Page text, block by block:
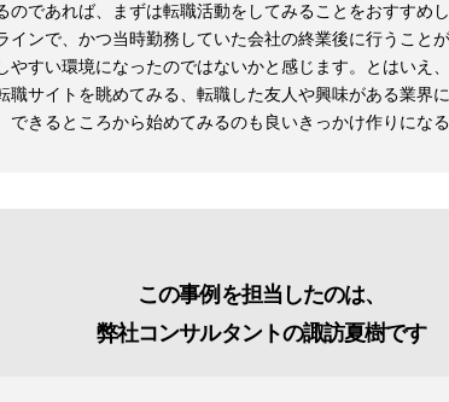
のであれば、まずは転職活動をしてみることをおすすめ
インで、かつ当時勤務していた会社の終業後に行うこと
やすい環境になったのではないかと感じます。とはいえ
職サイトを眺めてみる、転職した友人や興味がある業界
できるところから始めてみるのも良いきっかけ作りになる
この事例を担当したのは、
弊社コンサルタントの諏訪夏樹です